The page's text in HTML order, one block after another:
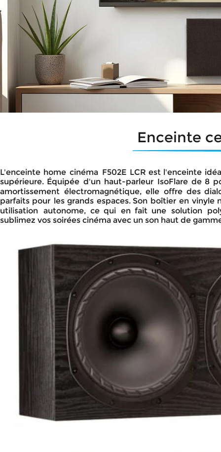
Enceinte
L'enceinte home cinéma F502E LCR est l'enceinte
supérieure. Équipée d'un haut-parleur IsoFlare de 8
amortissement électromagnétique, elle offre des
parfaits pour les grands espaces. Son boîtier en vinyle
utilisation autonome, ce qui en fait une solution
sublimez vos soirées cinéma avec un son haut de